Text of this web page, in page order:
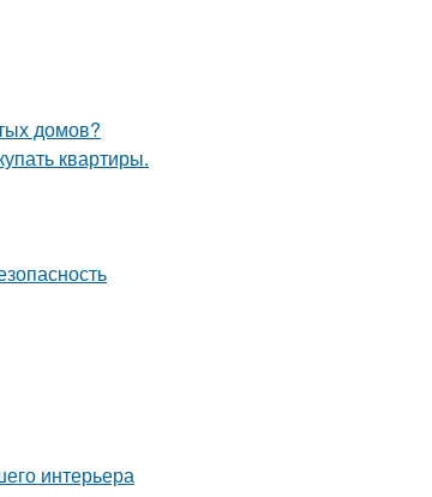
домов?
квартиры.
интерьера